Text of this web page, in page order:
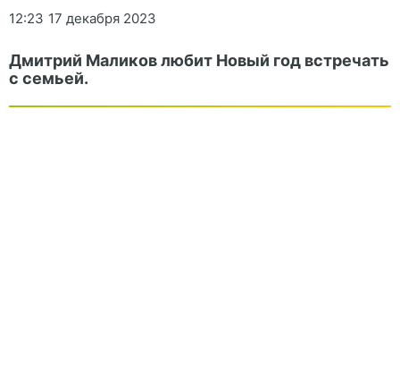
12:23 17 декабря 2023
Дмитрий Маликов любит Новый год встречать
с семьей.